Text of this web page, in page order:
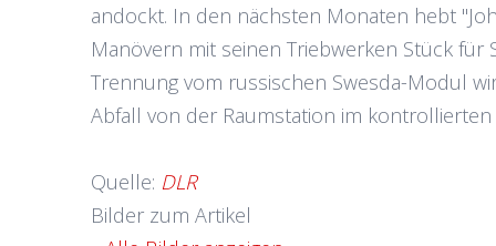
andockt. In den nächsten Monaten hebt
Manövern mit seinen Triebwerken Stück
Trennung vom russischen Swesda-Modul
Abfall von der Raumstation im
Quelle: DLR
Bilder zum Artikel